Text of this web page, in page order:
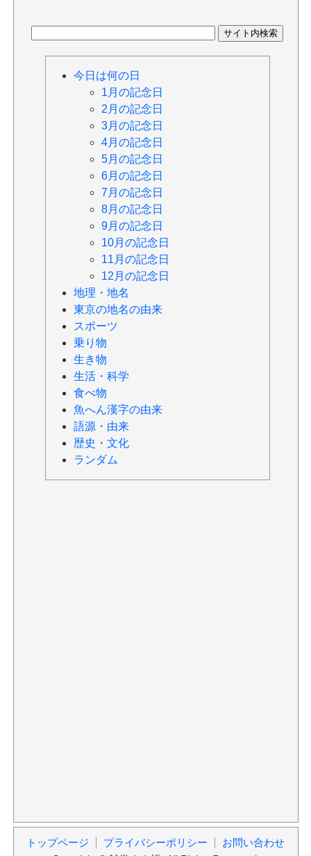
今日は何の日
1月の記念日
2月の記念日
3月の記念日
4月の記念日
5月の記念日
6月の記念日
7月の記念日
8月の記念日
9月の記念日
10月の記念日
11月の記念日
12月の記念日
地理・地名
東京の地名の由来
スポーツ
乗り物
生き物
生活・科学
食べ物
魚へん漢字の由来
語源・由来
歴史・文化
ランダム
トップページ プライバシーポリシー
お問い合わせ